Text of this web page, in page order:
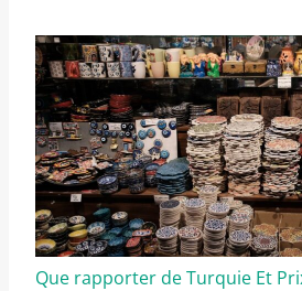
Que rapporter de Turquie Et